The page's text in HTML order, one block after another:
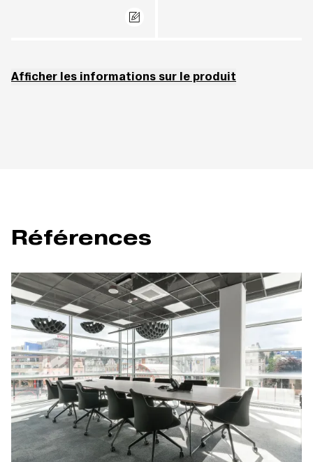
Afficher les informations sur le produit
Références